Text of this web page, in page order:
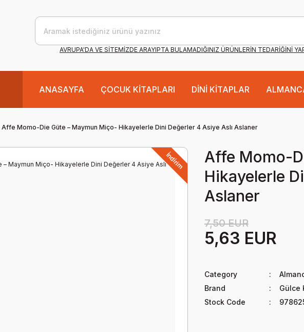
AVRUPA'DA VE SİTEMİZDE ARAYIPTA BULAMADIĞINIZ ÜRÜNLERİN TEDARİĞİNİ
ANASAYFA ÇOCUK KİTAPLARI DİNİ KİTAPLAR
Affe Momo-Die Güte – Maymun Miço- Hikayelerle Dini Değerler 4 Asiye Aslı Aslaner
İndirim
Affe Momo-
Hikayelerle
Aslaner
7,50 EUR
5,63 EUR
Category
Brand
Gülce
Stock Code